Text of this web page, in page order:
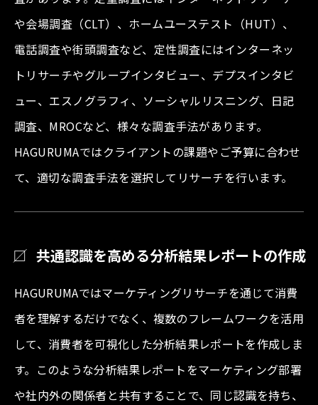
や会場調査（CLT）、ホームユーステスト（HUT）、
電話調査や街頭調査など、定性調査にはインターネッ
トリサーチやグループインタビュー、デプスインタビ
ュー、エスノグラフィ、ソーシャルリスニング、日記
調査、MROCなど、様々な調査手法があります。
HAGURUMAではクライアントの課題やご予算に合わせ
て、適切な調査手法を選択してリサーチを行います。
共通認識を高める分析結果レポートの作成
HAGURUMAではマーケティングリサーチを通じて消費
者を理解するだけでなく、複数のフレームワークを活用
して、消費者を可視化した分析結果レポートを作成しま
す。このような分析結果レポートをマーケティング部署
や社内外の関係者と共有することで、同じ認識を持ち、